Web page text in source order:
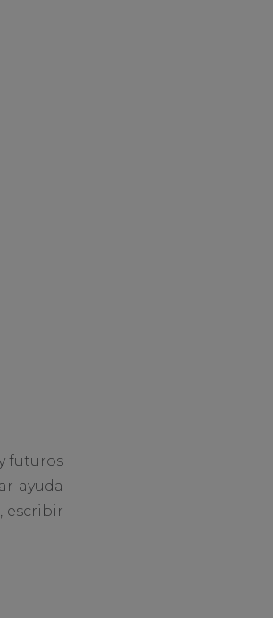
futuros
ayuda
escribir